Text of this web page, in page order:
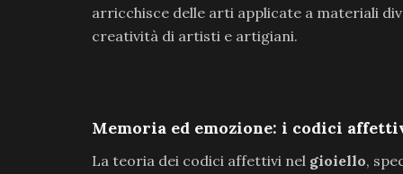
arricchisce delle arti applicate a materiali
creatività di artisti e artigiani.
Memoria ed emozione: i codici
La teoria dei codici affettivi nel gioiello,